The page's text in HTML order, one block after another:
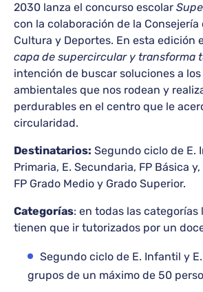
2030 lanza el concurso escolar
con la colaboración de la Consejería
Cultura y Deportes. En esta edición
capa de supercircular y transforma
intención de buscar soluciones a
ambientales que nos rodean y
perdurables en el centro que le
circularidad.
Destinatarios: Segundo ciclo de E.
Primaria, E. Secundaria, FP Básica
FP Grado Medio y Grado Superior.
Categorías: en todas las
tienen que ir tutorizados por un
Segundo ciclo de E. Infantil y
grupos de un máximo de 50